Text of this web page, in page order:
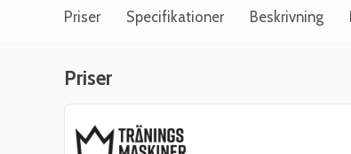
Priser Specifikationer Beskrivning
Priser